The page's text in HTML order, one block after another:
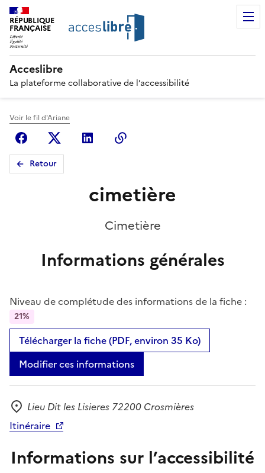
RÉPUBLIQUE
FRANÇAISE
Acceslibre
La plateforme collaborative de l’accessibilité
Voir le fil d'Ariane
FacebookX (anciennement Twitter)
Linkedin
Retour
cimetière
Cimetière
Informations générales
Niveau de complétude des informations de la fiche :
21%
Télécharger la fiche (PDF, environ 35 Ko)
Modifier ces informations
Adresse
Lieu Dit les Lisieres 72200 Crosmières
Itinéraire
Informations sur l’accessibilité